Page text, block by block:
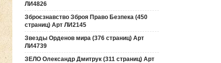
ЛИ4826
Зброєзнавство Зброя Право Безпека (450
страниц) Арт ЛИ2145
Звезды Орденов мира (376 страниц) Арт
ЛИ4739
ЗЕЛО Олександр Дмитрук (311 страниц) Арт